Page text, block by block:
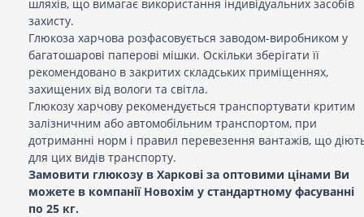
шляхів, що вимагає використання індивідуальних засобів
захисту.
Глюкоза харчова розфасовується заводом-виробником у
багатошарові паперові мішки. Оскільки зберігати її
рекомендовано в закритих складських приміщеннях,
захищених від вологи та світла.
Глюкозу харчову рекомендується транспортувати критим
залізничним або автомобільним транспортом, при
дотриманні норм і правил перевезення вантажів, що
для цих видів транспорту.
Замовити глюкозу в Харкові за оптовими цінами Ви
можете в компанії Новохім у стандартному фасуванні
по 25 кг.